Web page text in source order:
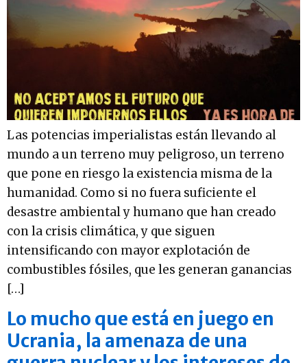
Las potencias imperialistas están llevando al
mundo a un terreno muy peligroso, un terreno
que pone en riesgo la existencia misma de la
humanidad. Como si no fuera suficiente el
desastre ambiental y humano que han creado
con la crisis climática, y que siguen
intensificando con mayor explotación de
combustibles fósiles, que les generan ganancias
[…]
Lo mucho que está en juego en
Ucrania, la amenaza de una